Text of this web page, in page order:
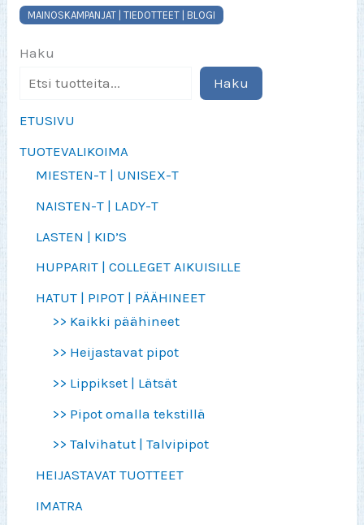
MAINOSKAMPANJAT | TIEDOTTEET | BLOGI
Haku
Haku
ETUSIVU
TUOTEVALIKOIMA
MIESTEN-T | UNISEX-T
NAISTEN-T | LADY-T
LASTEN | KID’S
HUPPARIT | COLLEGET AIKUISILLE
HATUT | PIPOT | PÄÄHINEET
>> Kaikki päähineet
>> Heijastavat pipot
>> Lippikset | Lätsät
>> Pipot omalla tekstillä
>> Talvihatut | Talvipipot
HEIJASTAVAT TUOTTEET
IMATRA